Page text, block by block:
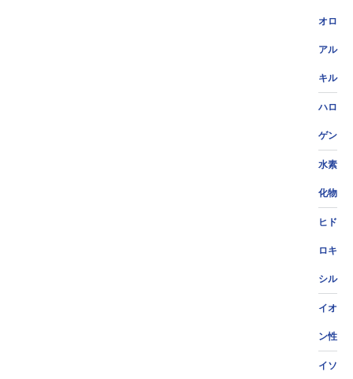
オロ
アル
キル
ハロ
ゲン
水素
化物
ヒド
ロキ
シル
イオ
ン性
イソ